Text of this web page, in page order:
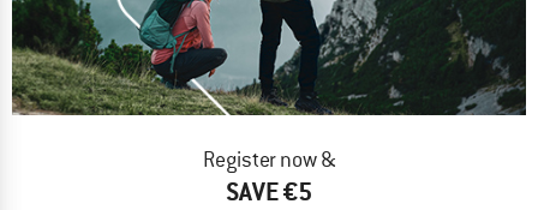
Register now &
SAVE €5